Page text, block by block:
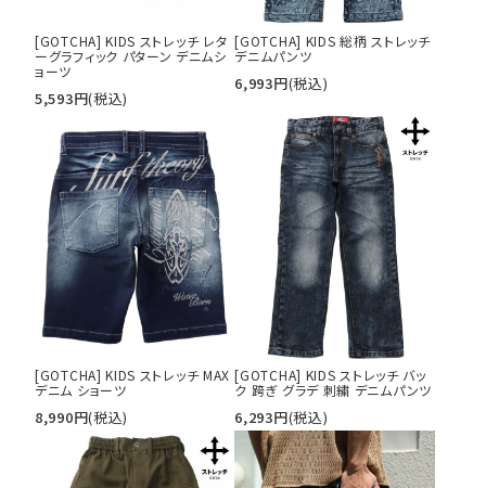
並び順
カテゴリ
サイズ
S
M
L
XXL
XXXL
29inc
30inc
32inc
34inc
36inc
38inc
40inc
カラー
[GOTCHA] KIDS ストレッチ レタ
ーグラフィック パターン デニムシ
ョーツ
5,593円(税込)
[GOTCHA] KIDS 総柄 ストレッチ
デニムパンツ
6,993円(税込)
[GOTCHA] KIDS ストレッチ MAX
デニム ショーツ
8,990円(税込)
[GOTCHA] KIDS ストレッチ バッ
ク 跨ぎ グラデ 刺繍 デニムパンツ
6,293円(税込)